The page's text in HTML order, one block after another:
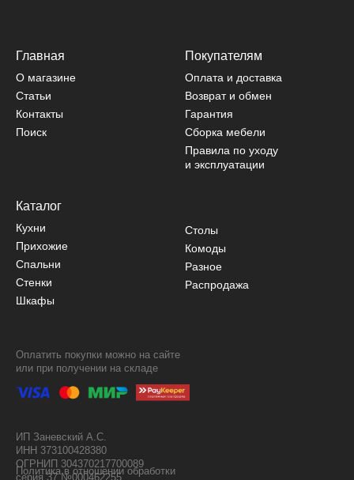
Главная
О магазине
Статьи
Контакты
Поиск
Покупателям
Оплата и доставка
Возврат и обмен
Гарантия
Сборка мебели
Каталог
Кухни
Прихожие
Спальни
Стенки
Шкафы
Столы
Комоды
Разное
Распродажа
Оплатить покупки можно на сайте
или при получении на складе
ИП Заневский А.С.
ИНН 373100428380
ОГРНИП 304370217700089
серия 37 №000462255
Политика в отношении обработки
Правила по уходу
и эксплуатации